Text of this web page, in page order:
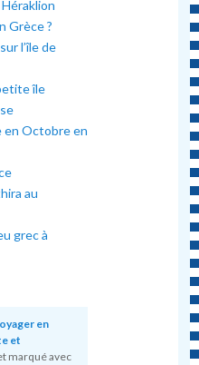
Grèce ?
l’île de
île
en Octobre en
au
grec à
en
et
marqué avec